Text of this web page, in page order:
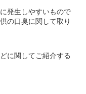
発生しやすいもので
の口臭に関して取り
に関してご紹介する